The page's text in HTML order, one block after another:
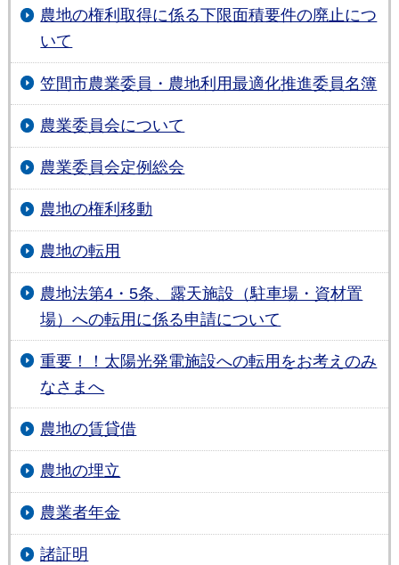
農地の権利取得に係る下限面積要件の廃止につ
いて
笠間市農業委員・農地利用最適化推進委員名簿
農業委員会について
農業委員会定例総会
農地の権利移動
農地の転用
農地法第4・5条、露天施設（駐車場・資材置
場）への転用に係る申請について
重要！！太陽光発電施設への転用をお考えのみ
なさまへ
農地の賃貸借
農地の埋立
農業者年金
諸証明